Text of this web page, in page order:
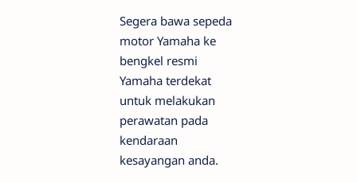
Segera bawa sepeda
motor Yamaha ke
bengkel resmi
Yamaha terdekat
untuk melakukan
perawatan pada
kendaraan
kesayangan anda.